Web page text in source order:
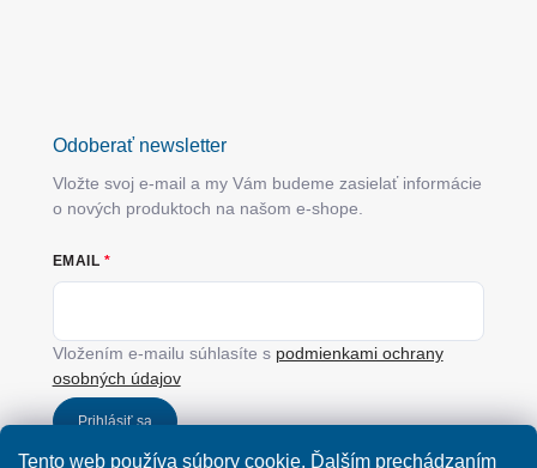
Tento web používa súbory cookie. Ďalším prechádzaním
Odoberať newsletter
Vložte svoj e-mail a my Vám budeme zasielať informácie
o nových produktoch na našom e-shope.
EMAIL
Vložením e-mailu súhlasíte s podmienkami ochrany
osobných údajov
Prihlásiť sa